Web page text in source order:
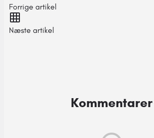
Forrige artikel
Næste artikel
Kommentarer